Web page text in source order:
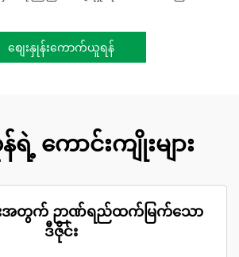
စျေးနှုန်းကောက်ယူရန်
ကောင်းကျိုးများ
ားအတွက် ဉာဏ်ရည်ထက်မြက်သော
ဒီဇိုင်း